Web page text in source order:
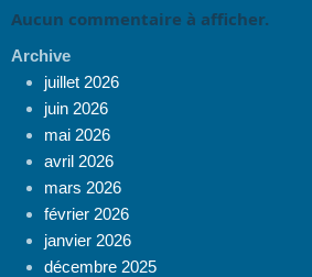
Aucun commentaire à afficher.
Archive
juillet 2026
juin 2026
mai 2026
avril 2026
mars 2026
février 2026
janvier 2026
décembre 2025